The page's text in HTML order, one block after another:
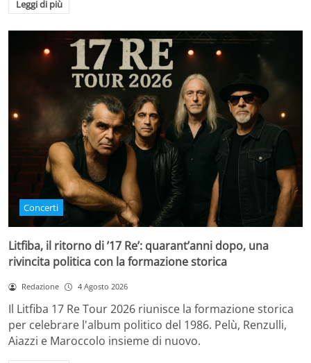
Leggi di più
Concerti
Litfiba, il ritorno di ’17 Re’: quarant’anni dopo, una
rivincita politica con la formazione storica
Redazione 4 Agosto 2026
Il Litfiba 17 Re Tour 2026 riunisce la formazione storica
per celebrare l'album politico del 1986. Pelù, Renzulli,
Aiazzi e Maroccolo insieme di nuovo.